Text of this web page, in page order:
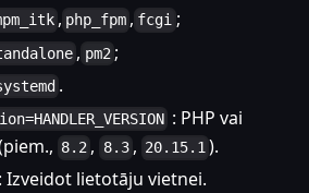
, php_fpm , fcgi ;
, pm2 ;
.
: PHP vai
8.2 , 8.3 , 20.15.1).
: Izveidot lietotāju vietnei.